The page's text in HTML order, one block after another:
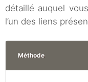
détaillé auquel
l’un des liens
Méthode